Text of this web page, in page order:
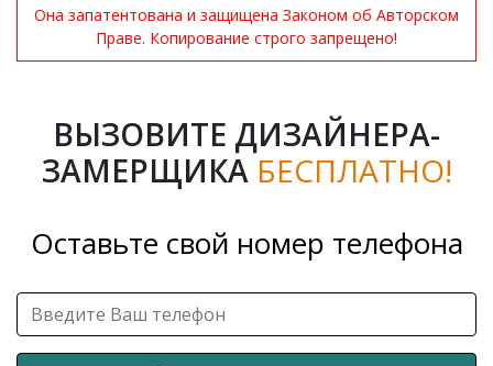
Она запатентована и защищена Законом об Авторском
Праве. Копирование строго запрещено!
ВЫЗОВИТЕ ДИЗАЙНЕРА-
ЗАМЕРЩИКА БЕСПЛАТНО!
Оставьте свой номер телефона